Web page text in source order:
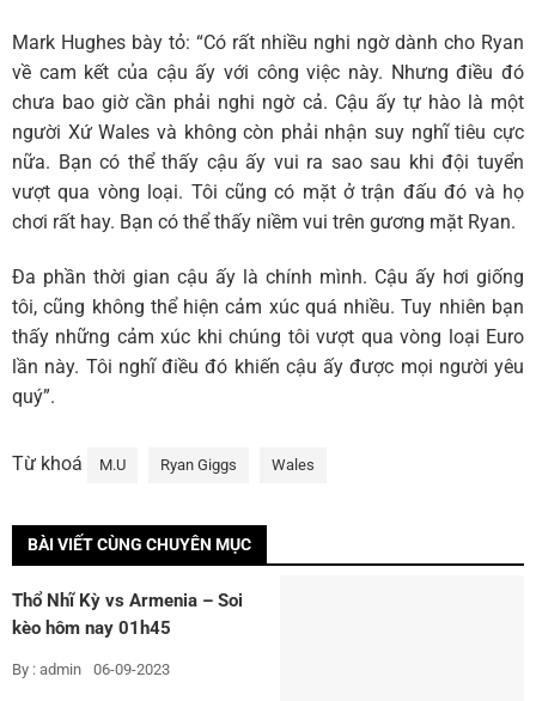
Mark Hughes bày tỏ: “Có rất nhiều nghi ngờ dành cho Ryan
về cam kết của cậu ấy với công việc này. Nhưng điều đó
chưa bao giờ cần phải nghi ngờ cả. Cậu ấy tự hào là một
người Xứ Wales và không còn phải nhận suy nghĩ tiêu cực
nữa. Bạn có thể thấy cậu ấy vui ra sao sau khi đội tuyển
vượt qua vòng loại. Tôi cũng có mặt ở trận đấu đó và họ
chơi rất hay. Bạn có thể thấy niềm vui trên gương mặt Ryan.
Đa phần thời gian cậu ấy là chính mình. Cậu ấy hơi giống
tôi, cũng không thể hiện cảm xúc quá nhiều. Tuy nhiên bạn
thấy những cảm xúc khi chúng tôi vượt qua vòng loại Euro
lần này. Tôi nghĩ điều đó khiến cậu ấy được mọi người yêu
quý”.
Từ khoá M.U Ryan Giggs Wales
BÀI VIẾT CÙNG CHUYÊN MỤC
Thổ Nhĩ Kỳ vs Armenia – Soi
kèo hôm nay 01h45
2024
By : admin 06-09-2023